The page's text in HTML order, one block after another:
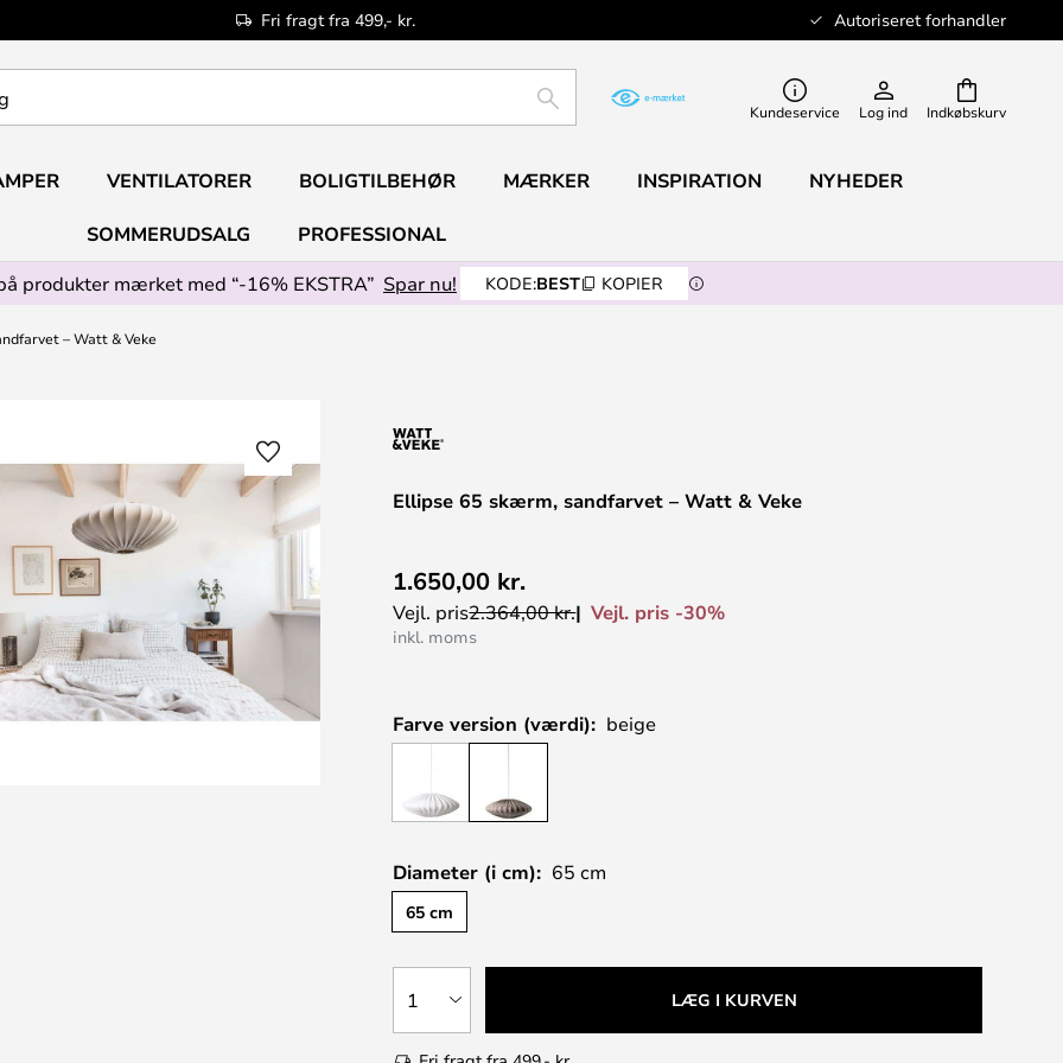
Fri fragt fra 499,- kr. Autoriseret forhandler
Indkøbskurv
SØG Kundeservice Log ind
VENTILATORER BOLIGTILBEHØR MÆRKER INSPIRATION NYHEDER
SOMMERUDSALG
PROFESSIONAL
produkter mærket med “-16% EKSTRA” Spar nu! KODE:BEST KOPIER
– Watt & Veke
Ellipse 65 skærm, sandfarvet – Watt & Veke
1.650,00 kr.
Vejl. pris2.364,00 kr. Vejl. pris -30%
inkl. moms
Farve version (værdi): beige
Diameter (i cm): 65 cm
65 cm
1 LÆG I KURVEN